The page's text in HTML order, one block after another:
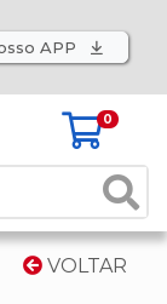
APP
0
VOLTAR